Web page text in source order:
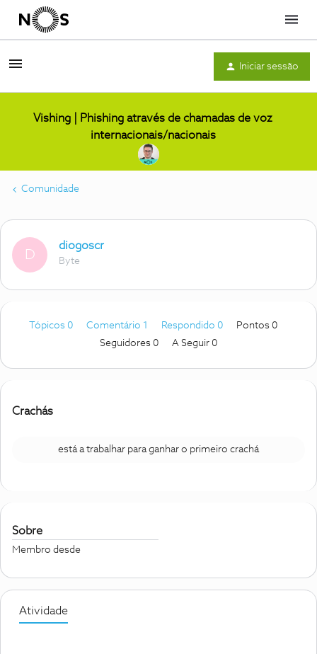
Menu
Iniciar sessão
Vishing | Phishing através de chamadas de voz
internacionais/nacionais
Comunidade
D
diogoscr
Byte
Tópicos 0 Comentário 1 Respondido 0
Pontos 0
Seguidores 0 A Seguir 0
Crachás
está a trabalhar para ganhar o primeiro crachá
Sobre
Membro desde
Atividade